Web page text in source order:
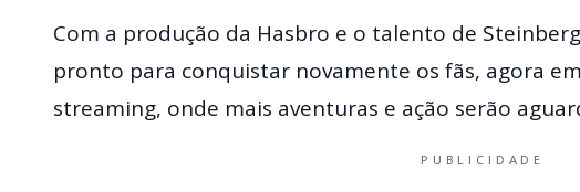
Com a produção da Hasbro e o talento de
pronto para conquistar novamente os fãs, agora
streaming, onde mais aventuras e ação serão
PUBLICIDADE